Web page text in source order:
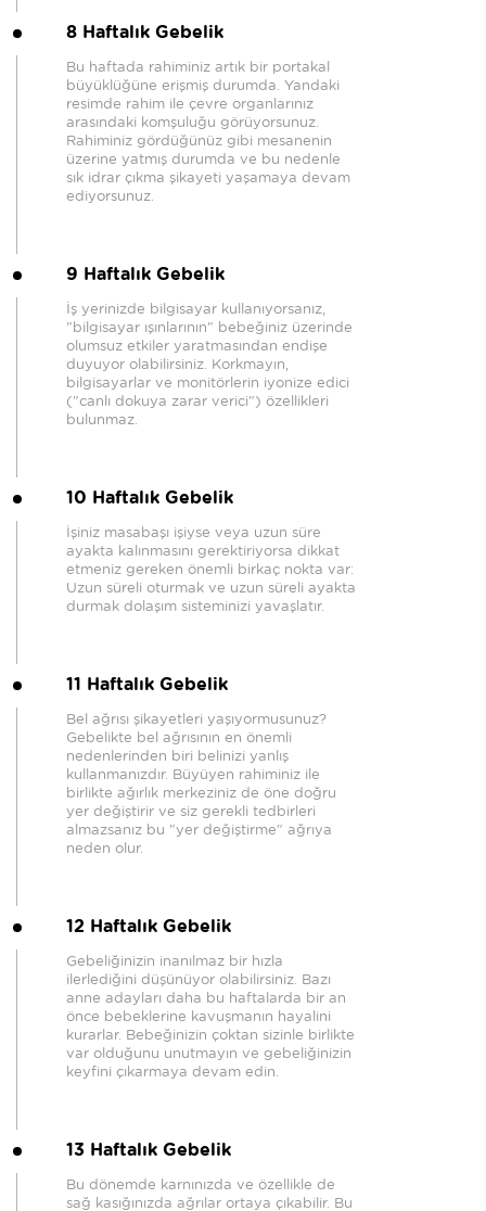
8 Haftalık Gebelik
Bu haftada rahiminiz artık bir portakal
büyüklüğüne erişmiş durumda. Yandaki
resimde rahim ile çevre organlarınız
arasındaki komşuluğu görüyorsunuz.
Rahiminiz gördüğünüz gibi mesanenin
üzerine yatmış durumda ve bu nedenle
sık idrar çıkma şikayeti yaşamaya devam
ediyorsunuz.
9 Haftalık Gebelik
İş yerinizde bilgisayar kullanıyorsanız,
"bilgisayar ışınlarının" bebeğiniz üzerinde
olumsuz etkiler yaratmasından endişe
duyuyor olabilirsiniz. Korkmayın,
bilgisayarlar ve monitörlerin iyonize edici
("canlı dokuya zarar verici") özellikleri
bulunmaz.
10 Haftalık Gebelik
İşiniz masabaşı işiyse veya uzun süre
ayakta kalınmasını gerektiriyorsa dikkat
etmeniz gereken önemli birkaç nokta var:
Uzun süreli oturmak ve uzun süreli ayakta
durmak dolaşım sisteminizi yavaşlatır.
11 Haftalık Gebelik
Bel ağrısı şikayetleri yaşıyormusunuz?
Gebelikte bel ağrısının en önemli
nedenlerinden biri belinizi yanlış
kullanmanızdır. Büyüyen rahiminiz ile
birlikte ağırlık merkeziniz de öne doğru
yer değiştirir ve siz gerekli tedbirleri
almazsanız bu "yer değiştirme" ağrıya
neden olur.
12 Haftalık Gebelik
Gebeliğinizin inanılmaz bir hızla
ilerlediğini düşünüyor olabilirsiniz. Bazı
anne adayları daha bu haftalarda bir an
önce bebeklerine kavuşmanın hayalini
kurarlar. Bebeğinizin çoktan sizinle birlikte
var olduğunu unutmayın ve gebeliğinizin
keyfini çıkarmaya devam edin.
13 Haftalık Gebelik
Bu dönemde karnınızda ve özellikle de
sağ kasığınızda ağrılar ortaya çıkabilir. Bu